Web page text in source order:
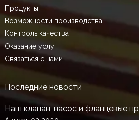
Продукты
Возможности производства
Контроль качества
Оказание услуг
Связаться с нами
Последние новости
Наш клапан, насос и фланцевые